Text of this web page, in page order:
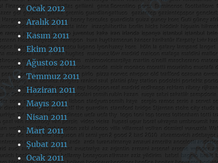
Ocak 2012
Aralık 2011
Kasım 2011
Ekim 2011
Ağustos 2011
Temmuz 2011
Haziran 2011
Mayıs 2011
Nisan 2011
Mart 2011
Şubat 2011
Ocak 2011